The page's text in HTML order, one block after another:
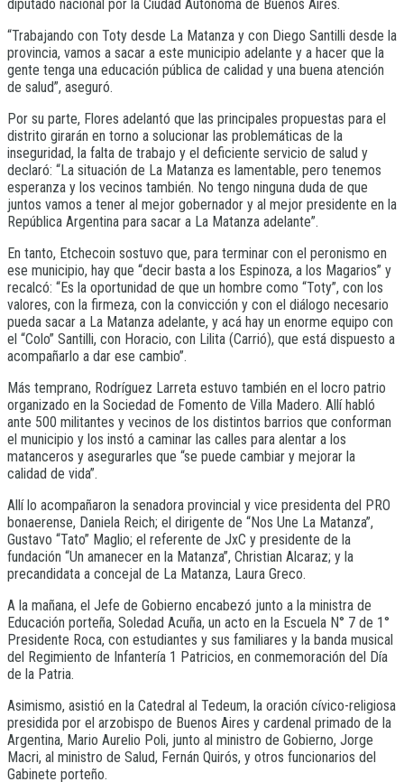
diputado nacional por la Ciudad Autónoma de Buenos Aires.
“Trabajando con Toty desde La Matanza y con Diego Santilli desde la
provincia, vamos a sacar a este municipio adelante y a hacer que la
gente tenga una educación pública de calidad y una buena atención
de salud”, aseguró.
Por su parte, Flores adelantó que las principales propuestas para el
distrito girarán en torno a solucionar las problemáticas de la
inseguridad, la falta de trabajo y el deficiente servicio de salud y
declaró: “La situación de La Matanza es lamentable, pero tenemos
esperanza y los vecinos también. No tengo ninguna duda de que
juntos vamos a tener al mejor gobernador y al mejor presidente en la
República Argentina para sacar a La Matanza adelante”.
En tanto, Etchecoin sostuvo que, para terminar con el peronismo en
ese municipio, hay que “decir basta a los Espinoza, a los Magarios” y
recalcó: “Es la oportunidad de que un hombre como “Toty”, con los
valores, con la firmeza, con la convicción y con el diálogo necesario
pueda sacar a La Matanza adelante, y acá hay un enorme equipo con
el “Colo” Santilli, con Horacio, con Lilita (Carrió), que está dispuesto a
acompañarlo a dar ese cambio”.
Más temprano, Rodríguez Larreta estuvo también en el locro patrio
organizado en la Sociedad de Fomento de Villa Madero. Allí habló
ante 500 militantes y vecinos de los distintos barrios que conforman
el municipio y los instó a caminar las calles para alentar a los
matanceros y asegurarles que “se puede cambiar y mejorar la
calidad de vida”.
Allí lo acompañaron la senadora provincial y vice presidenta del PRO
bonaerense, Daniela Reich; el dirigente de “Nos Une La Matanza”,
Gustavo “Tato” Maglio; el referente de JxC y presidente de la
fundación “Un amanecer en la Matanza”, Christian Alcaraz; y la
precandidata a concejal de La Matanza, Laura Greco.
A la mañana, el Jefe de Gobierno encabezó junto a la ministra de
Educación porteña, Soledad Acuña, un acto en la Escuela N° 7 de 1°
Presidente Roca, con estudiantes y sus familiares y la banda musical
del Regimiento de Infantería 1 Patricios, en conmemoración del Día
de la Patria.
Asimismo, asistió en la Catedral al Tedeum, la oración cívico-religiosa
presidida por el arzobispo de Buenos Aires y cardenal primado de la
Argentina, Mario Aurelio Poli, junto al ministro de Gobierno, Jorge
Macri, al ministro de Salud, Fernán Quirós, y otros funcionarios del
Gabinete porteño.